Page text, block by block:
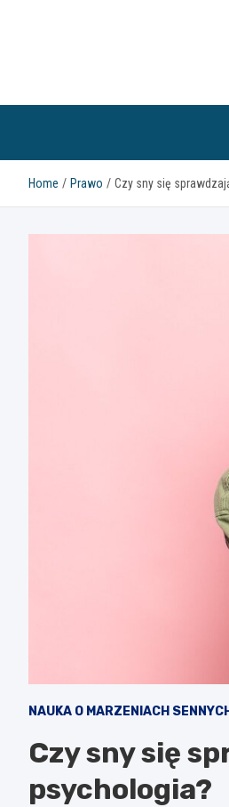
Home Prawo Czy sny się
NAUKA O MARZENIACH SENNYCH
Czy sny się
psychologia?